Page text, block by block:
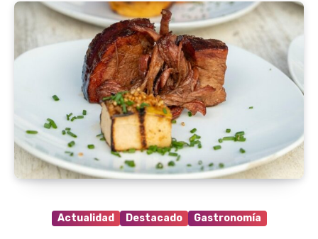
Actualidad Destacado Gastronomía